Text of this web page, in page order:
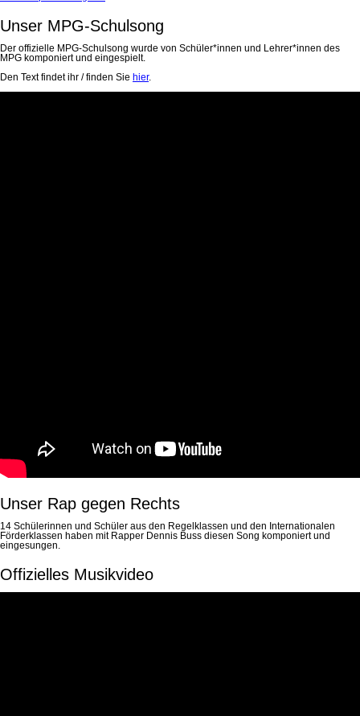
Unser MPG-Schulsong
Der offizielle MPG-Schulsong wurde von Schüler*innen und Lehrer*innen des
MPG komponiert und eingespielt.
Den Text findet ihr / finden Sie hier.
Unser Rap gegen Rechts
14 Schülerinnen und Schüler aus den Regelklassen und den Internationalen
Förderklassen haben mit Rapper Dennis Buss diesen Song komponiert und
eingesungen.
Offizielles Musikvideo